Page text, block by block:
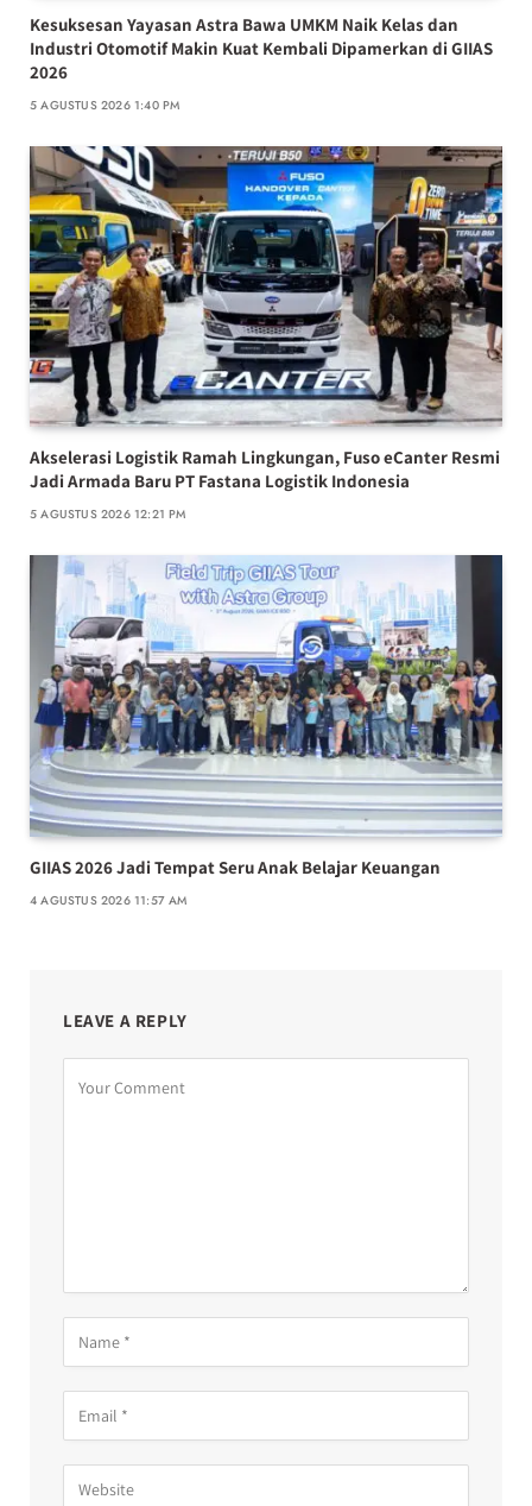
Kesuksesan Yayasan Astra Bawa UMKM Naik Kelas dan
Industri Otomotif Makin Kuat Kembali Dipamerkan di GIIAS
2026
5 AGUSTUS 2026 1:40 PM
Akselerasi Logistik Ramah Lingkungan, Fuso eCanter Resmi
Jadi Armada Baru PT Fastana Logistik Indonesia
5 AGUSTUS 2026 12:21 PM
GIIAS 2026 Jadi Tempat Seru Anak Belajar Keuangan
4 AGUSTUS 2026 11:57 AM
LEAVE A REPLY